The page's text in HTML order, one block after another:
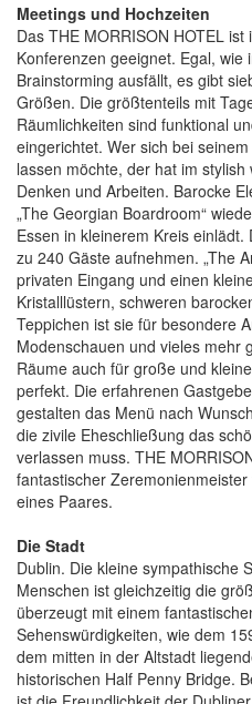
Meetings und Hochzeiten
Das THE MORRISON HOTEL
Konferenzen geeignet. Egal,
Brainstorming ausfällt, es gibt
Größen. Die größtenteils mit
Räumlichkeiten sind funktional
eingerichtet. Wer sich bei
lassen möchte, der hat im stylish
Denken und Arbeiten. Barocke
„The Georgian Boardroom“
Essen in kleinerem Kreis
zu 240 Gäste aufnehmen. „The
privaten Eingang und einen
Kristalllüstern, schweren
Teppichen ist sie für besondere
Modenschauen und vieles mehr
Räume auch für große und
perfekt. Die erfahrenen
gestalten das Menü nach
die zivile Eheschließung das
verlassen muss. THE
fantastischer
eines Paares.
Die Stadt
Dublin. Die kleine sympathische
Menschen ist gleichzeitig die
überzeugt mit einem
Sehenswürdigkeiten, wie dem
dem mitten in der Altstadt
historischen Half Penny Bridge.